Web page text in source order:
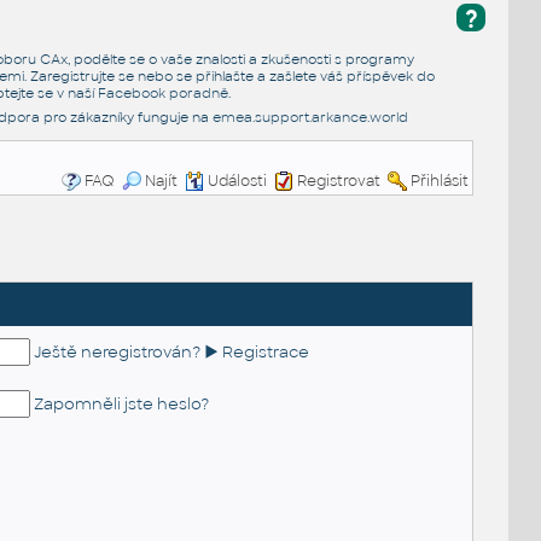
?
CAx, podělte se o vaše znalosti a zkušenosti s programy
Zaregistrujte se nebo se přihlašte a zašlete váš příspěvek do
se v naší Facebook poradně.
pro zákazníky funguje na emea.support.arkance.world
FAQ Najít Události Registrovat Přihlásit
Ještě neregistrován? ► Registrace
Zapomněli jste heslo?